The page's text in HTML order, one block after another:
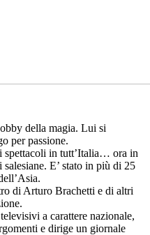
della magia. Lui si
per passione.
spettacoli in tutt’Italia… ora in
E’ stato in più di 25
di Arturo Brachetti e di altri
a carattere nazionale,
e dirige un giornale